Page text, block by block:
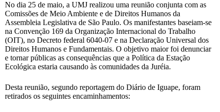
No dia 25 de maio, a UMJ realizou uma reunião conjunta com as
Comissões de Meio Ambiente e de Direitos Humanos da
Assembleia Legislativa de São Paulo. Os manifestantes baseiam-se
na Convenção 169 da Organização Internacional do Trabalho
(OIT), no Decreto federal 6040-07 e na Declaração Universal dos
Direitos Humanos e Fundamentais. O objetivo maior foi denunciar
e tornar públicas as consequências que a Política da Estação
Ecológica estaria causando às comunidades da Juréia.
Desta reunião, segundo reportagem do Diário de Iguape, foram
retirados os seguintes encaminhamentos: